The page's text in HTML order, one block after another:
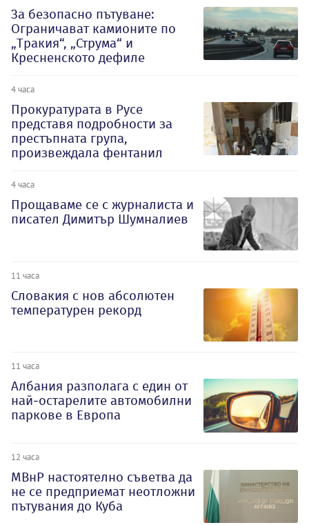
За безопасно пътуване:
Ограничават камионите по
„Тракия“, „Струма“ и
Кресненското дефиле
4 часа
Прокуратурата в Русе
представя подробности за
престъпната група,
произвеждала фентанил
4 часа
Прощаваме се с журналиста и
писател Димитър Шумналиев
11 часа
Словакия с нов абсолютен
температурен рекорд
11 часа
Албания разполага с един от
най-остарелите автомобилни
паркове в Европа
12 часа
МВнР настоятелно съветва да
не се предприемат неотложни
пътувания до Куба